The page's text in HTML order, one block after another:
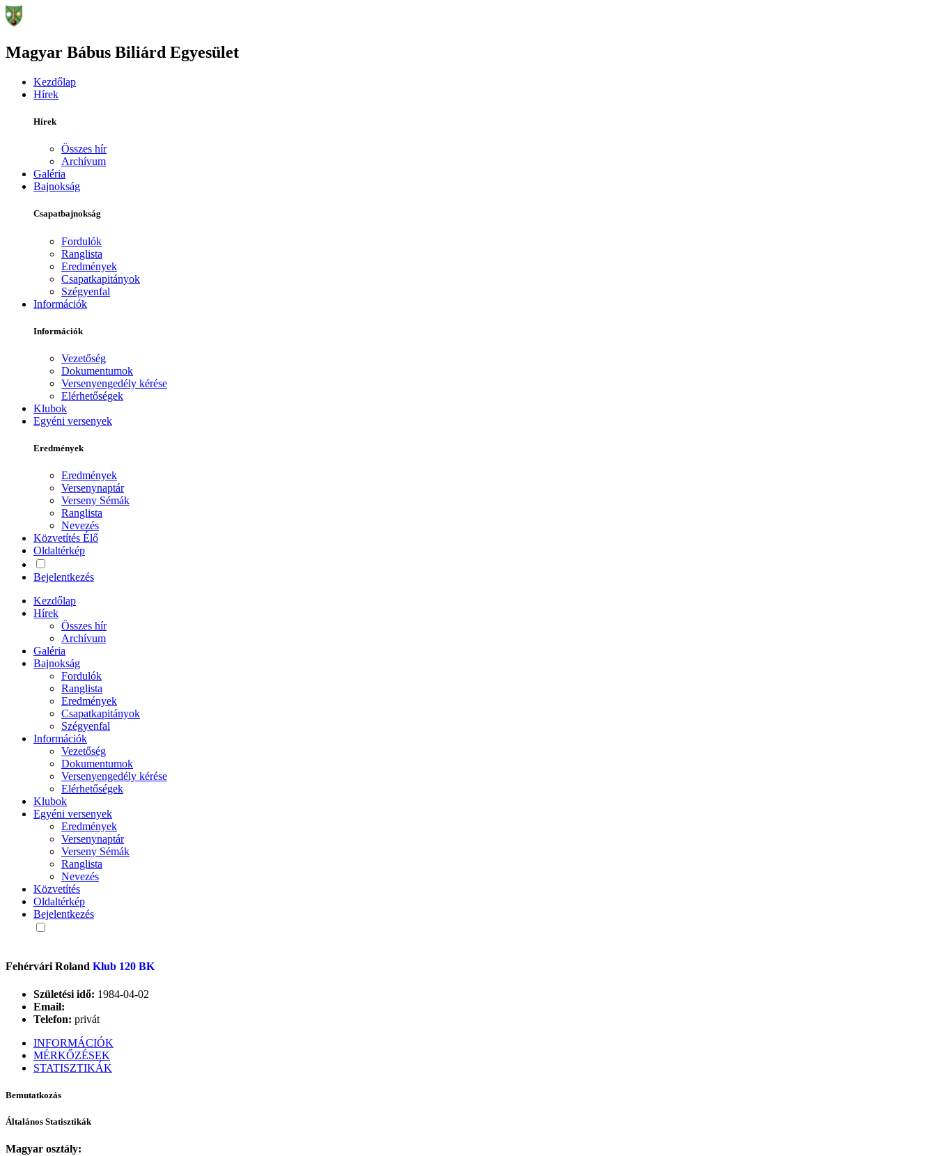
Magyar Bábus Biliárd Egyesület
Kezdőlap
Hírek
Hírek
Összes hír
Archívum
Galéria
Bajnokság
Csapatbajnokság
Fordulók
Ranglista
Eredmények
Csapatkapitányok
Szégyenfal
Információk
Információk
Vezetőség
Dokumentumok
Versenyengedély kérése
Elérhetőségek
Klubok
Egyéni versenyek
Eredmények
Eredmények
Versenynaptár
Verseny Sémák
Ranglista
Nevezés
Közvetítés Élő
Oldaltérkép
Bejelentkezés
Kezdőlap
Hírek
Összes hír
Archívum
Galéria
Bajnokság
Fordulók
Ranglista
Eredmények
Csapatkapitányok
Szégyenfal
Információk
Vezetőség
Dokumentumok
Versenyengedély kérése
Elérhetőségek
Klubok
Egyéni versenyek
Eredmények
Versenynaptár
Verseny Sémák
Ranglista
Nevezés
Közvetítés
Oldaltérkép
Bejelentkezés
Fehérvári Roland Klub 120 BK
Születési idő: 1984-04-02
Email:
Telefon: privát
INFORMÁCIÓK
MÉRKŐZÉSEK
STATISZTIKÁK
Bemutatkozás
Általános Statisztikák
Magyar osztály: